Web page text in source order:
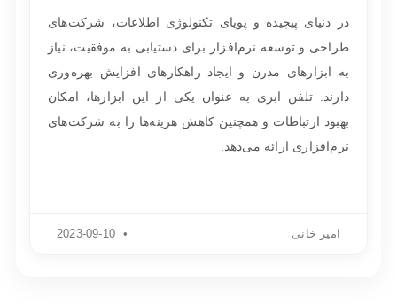
در دنیای پیچیده و پویای تکنولوژی اطلاعات، شرکت‌های
طراحی و توسعه نرم‌افزار برای دستیابی به موفقیت، نیاز
به ابزارهای مدرن و ایجاد راهکارهای افزایش بهره‌وری
دارند. تلفن ابری به عنوان یکی از این ابزارها، امکان
بهبود ارتباطات و همچنین کاهش هزینه‌ها را به شرکت‌های
نرم‌افزاری ارائه می‌دهد.
امیر خانی